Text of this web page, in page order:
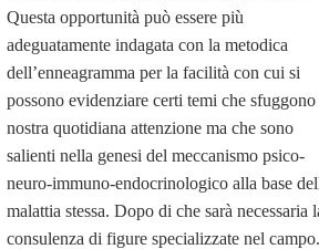
Questa opportunità può essere più
adeguatamente indagata con la metodica
dell’enneagramma per la facilità con cui si
possono evidenziare certi temi che sfuggono
nostra quotidiana attenzione ma che sono
salienti nella genesi del meccanismo psico-
neuro-immuno-endocrinologico alla base
malattia stessa. Dopo di che sarà necessaria
consulenza di figure specializzate nel campo.